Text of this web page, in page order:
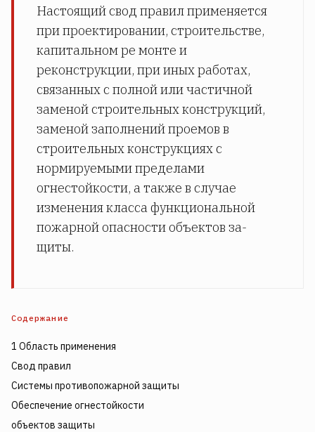
Настоящий свод правил применяется
при проектировании, строительстве,
капитальном ре­ монте и
реконструкции, при иных работах,
связанных с полной или частичной
заменой строительных конструкций,
заменой заполнений проемов в
строительных конструкциях с
нормируемыми пределами
огнестойкости, а также в случае
изменения класса функциональной
пожарной опасности объектов за­
щиты.
Содержание
1 Область применения
Свод правил
Системы противопожарной защиты
Обеспечение огнестойкости
объектов защиты